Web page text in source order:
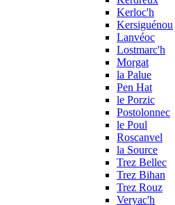
Kerloc'h
Kersiguénou
Lanvéoc
Lostmarc'h
Morgat
la Palue
Pen Hat
le Porzic
Postolonnec
le Poul
Roscanvel
la Source
Trez Bellec
Trez Bihan
Trez Rouz
Veryac'h